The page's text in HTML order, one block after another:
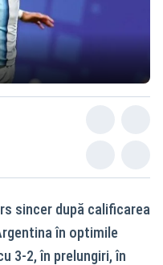
sincer după calificarea
în optimile
3-2, în prelungiri, în